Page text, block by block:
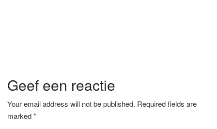
Geef een reactie
Your email address will not be published. Required fields are
marked*